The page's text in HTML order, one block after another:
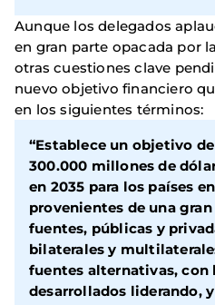
Aunque los delegados
en gran parte opacada por
otras cuestiones clave
nuevo objetivo financiero
en los siguientes términos:
“Establece un objetivo
300.000 millones de
en 2035 para los países
provenientes de una
fuentes, públicas y
bilaterales y
fuentes alternativas, con
desarrollados liderando,